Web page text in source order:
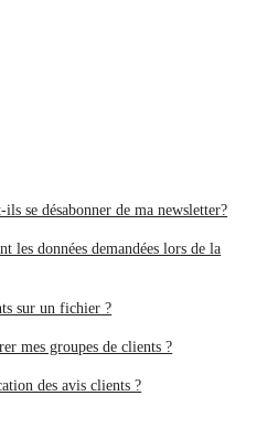
se désabonner de ma newsletter?
les données demandées lors de la
sur un fichier ?
mes groupes de clients ?
des avis clients ?